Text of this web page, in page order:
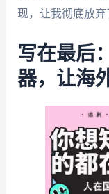
现，让我彻底放弃
写在最后
器，让海